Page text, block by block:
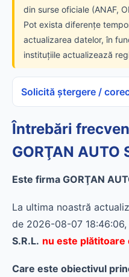
din surse oficiale (ANAF,
Pot exista diferențe
actualizarea datelor, în
instituțiile actualizează
Solicită ștergere /
Întrebări
GORŢAN AUTO
Este firma GORŢAN
La ultima noastră
de 2026-08-07 18:46:06,
S.R.L. nu este plătitoare
Care este obiectivul